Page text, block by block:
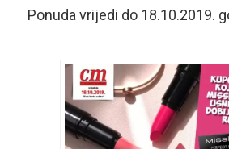
Ponuda vrijedi do 18.10.2019.